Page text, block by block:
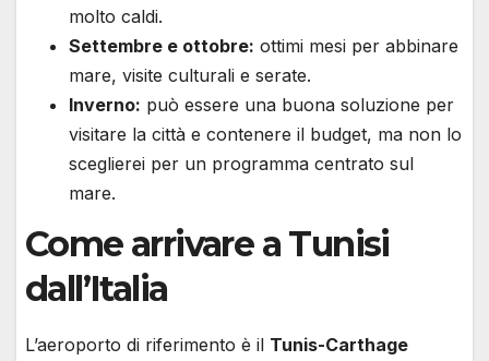
molto caldi.
Settembre e ottobre: ottimi mesi per abbinare
mare, visite culturali e serate.
Inverno: può essere una buona soluzione per
visitare la città e contenere il budget, ma non lo
sceglierei per un programma centrato sul
mare.
Come arrivare a Tunisi
dall’Italia
L’aeroporto di riferimento è il Tunis-Carthage